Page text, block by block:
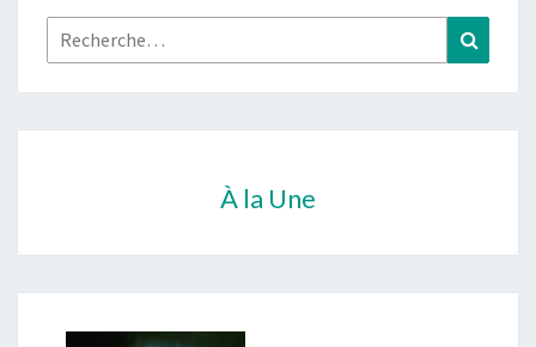
PENDANT
Rechercher :
À la Une